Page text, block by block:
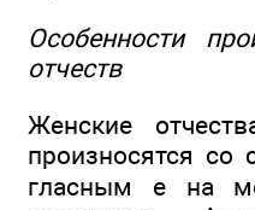
Особенности
отчеств
Женские
произносятся
гласным е на